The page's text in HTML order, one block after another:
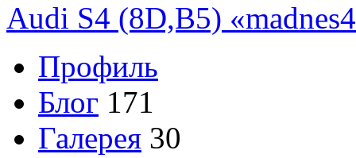
Audi S4 (8D,B5)
Профиль
Блог 171
Галерея 30